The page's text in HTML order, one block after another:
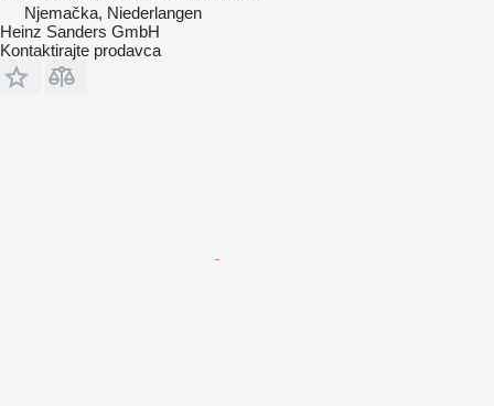
Njemačka, Niederlangen
Heinz Sanders GmbH
Kontaktirajte prodavca